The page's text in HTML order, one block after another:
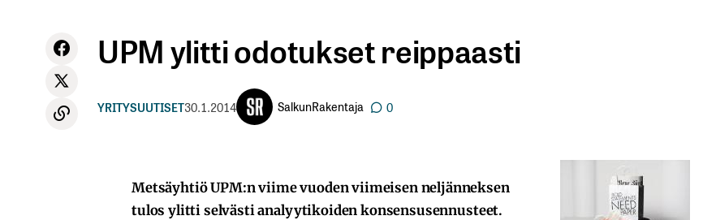
UPM ylitti odotukset reippaasti
YRITYSUUTISET30.1.2014 SalkunRakentaja 0
Metsäyhtiö UPM:n viime vuoden viimeisen neljänneksen
tulos ylitti selvästi analyytikoiden konsensusennusteet.